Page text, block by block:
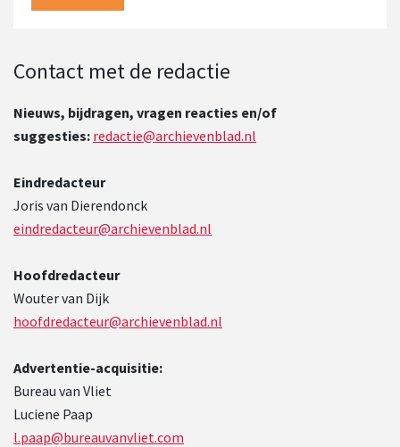
Contact met de redactie
Nieuws, bijdragen, vragen reacties en/of
suggesties: redactie@archievenblad.nl
Eindredacteur
Joris van Dierendonck
eindredacteur@archievenblad.nl
Hoofdredacteur
Wouter van Dijk
hoofdredacteur@archievenblad.nl
Advertentie-acquisitie:
Bureau van Vliet
Luciene Paap
l.paap@bureauvanvliet.com